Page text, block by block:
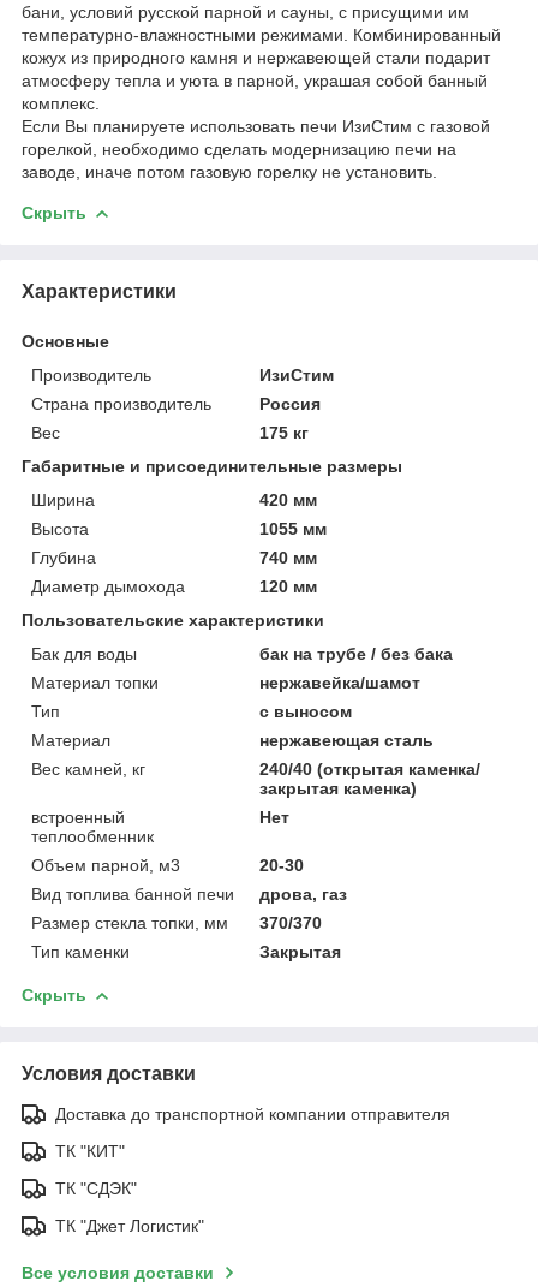
бани, условий русской парной и сауны, с присущими им
температурно-влажностными режимами. Комбинированный
кожух из природного камня и нержавеющей стали подарит
атмосферу тепла и уюта в парной, украшая собой банный
комплекс.
Если Вы планируете использовать печи ИзиСтим с газовой
горелкой, необходимо сделать модернизацию печи на
заводе, иначе потом газовую горелку не установить.
Скрыть
Характеристики
Основные
Производитель
ИзиСтим
Страна производитель
Россия
Вес
175 кг
Габаритные и присоединительные размеры
Ширина
420 мм
Высота
1055 мм
Глубина
740 мм
Диаметр дымохода
120 мм
Пользовательские характеристики
Бак для воды
бак на трубе / без бака
Материал топки
нержавейка/шамот
Тип
с выносом
Материал
нержавеющая сталь
Вес камней, кг
240/40 (открытая каменка/
закрытая каменка)
встроенный
теплообменник
Нет
Объем парной, м3
20-30
Вид топлива банной печи
дрова, газ
Размер стекла топки, мм
370/370
Тип каменки
Закрытая
Скрыть
Условия доставки
Доставка до транспортной компании отправителя
ТК "КИТ"
ТК "СДЭК"
ТК "Джет Логистик"
Все условия доставки